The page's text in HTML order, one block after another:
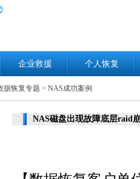
企业救援 个人恢复
据恢复专题 > NAS成功案例
NAS磁盘出现故障底层raid